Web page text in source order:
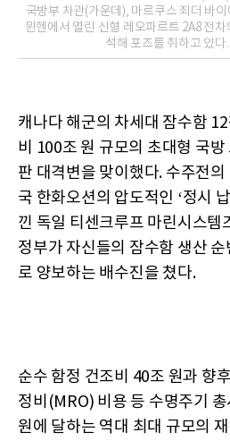
국방부 차관(가운데), 마르쿠스 죄더 바
뮌헨에서 열린 신형 레오파르트 2A8 전
석해 포즈를 취하고 있다
캐나다 해군의 차세대 잠수함
비 100조 원 규모의 초대형 국
판 대격변을 맞이했다. 수주전
국 한화오션의 압도적인 ‘정시
낀 독일 티센크루프 마린시스템
정부가 자신들의 잠수함 생산
로 양보하는 배수진을 쳤다.
순수 함정 건조비 40조 원과 향
정비(MRO) 비용 등 수명주기
원에 달하는 역대 최대 규모의